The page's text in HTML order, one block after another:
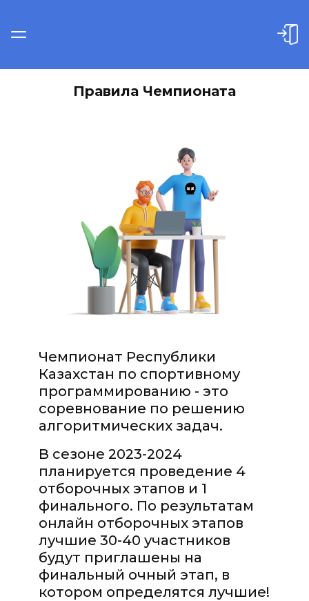
Правила Чемпионата
Чемпионат Республики
Казахстан по спортивному
программированию - это
соревнование по решению
алгоритмических задач.
В сезоне 2023-2024
планируется проведение 4
отборочных этапов и 1
финального. По результатам
онлайн отборочных этапов
лучшие 30-40 участников
будут приглашены на
финальный очный этап, в
котором определятся лучшие!